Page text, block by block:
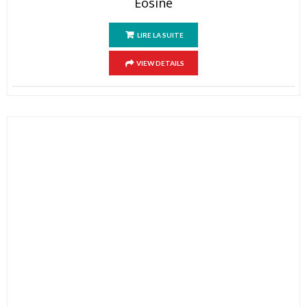
LIRE LA SUITE
VIEW DETAILS